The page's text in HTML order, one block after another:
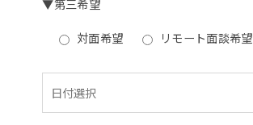
▼第三希望
対面希望 リモート面談希望